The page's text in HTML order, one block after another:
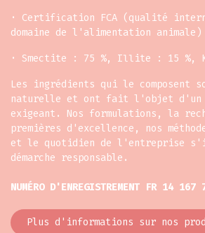
· Certification FCA (qualité
domaine de l'alimentation animale)
· Smectite : 75 %, Illite : 15 %,
Les ingrédients qui le composent
naturelle et ont fait l'objet d'un
exigeant. Nos formulations, la
premières d'excellence, nos
et le quotidien de l'entreprise
démarche responsable.
NUMÉRO D'ENREGISTREMENT FR 14 167
Plus d'informations sur nos